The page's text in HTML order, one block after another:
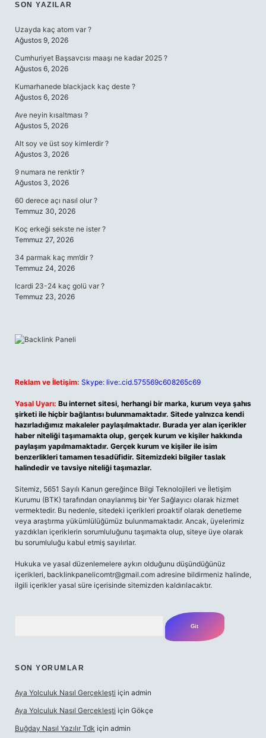
SIDEBAR
SON YAZILAR
Uzayda kaç atom var ?
Ağustos 9, 2026
Cumhuriyet Başsavcısı maaşı ne kadar 2025 ?
Ağustos 6, 2026
Kumarhanede blackjack kaç deste ?
Ağustos 6, 2026
Ave neyin kısaltması ?
Ağustos 5, 2026
Alt soy ve üst soy kimlerdir ?
Ağustos 3, 2026
9 numara ne renktir ?
Ağustos 3, 2026
60 derece açı nasıl olur ?
Temmuz 30, 2026
Koç erkeği sekste ne ister ?
Temmuz 27, 2026
34 parmak kaç mm’dir ?
Temmuz 24, 2026
Icardi 23-24 kaç golü var ?
Temmuz 23, 2026
Reklam ve İletişim: Skype: live:.cid.575569c608265c69
Yasal Uyarı: Bu internet sitesi, herhangi bir marka, kurum veya şahıs
şirketi ile hiçbir bağlantısı bulunmamaktadır. Sitede yalnızca kendi
hazırladığımız makaleler paylaşılmaktadır. Burada yer alan içerikler
haber niteliği taşımamakta olup, gerçek kurum ve kişiler hakkında
paylaşım yapılmamaktadır. Gerçek kurum ve kişiler ile isim
benzerlikleri tamamen tesadüfidir. Sitemizdeki bilgiler taslak
halindedir ve tavsiye niteliği taşımazlar.
Sitemiz, 5651 Sayılı Kanun gereğince Bilgi Teknolojileri ve İletişim
Kurumu (BTK) tarafından onaylanmış bir Yer Sağlayıcı olarak hizmet
vermektedir. Bu nedenle, sitedeki içerikleri proaktif olarak denetleme
veya araştırma yükümlülüğümüz bulunmamaktadır. Ancak, üyelerimiz
yazdıkları içeriklerin sorumluluğunu taşımakta olup, siteye üye olarak
bu sorumluluğu kabul etmiş sayılırlar.
Hukuka ve yasal düzenlemelere aykırı olduğunu düşündüğünüz
içerikleri, backlinkpanelicomtr@gmail.com adresine bildirmeniz halinde,
ilgili içerikler yasal süre içerisinde sitemizden kaldırılacaktır.
SON YORUMLAR
Aya Yolculuk Nasıl Gerçekleşti için admin
Aya Yolculuk Nasıl Gerçekleşti için Gökçe
Buğday Nasıl Yazılır Tdk için admin